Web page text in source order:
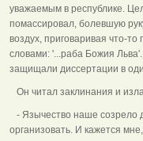
уважаемым в республике.
помассировал, болевшую
воздух, приговаривая что-
словами: '...раба Божия
защищали диссертации в
Он читал заклинания и
- Язычество наше созрело
организовать. И кажется